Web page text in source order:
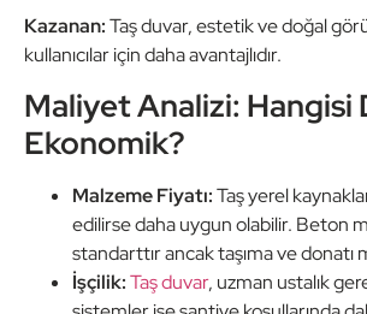
Kazanan:Taş duvar, estetik ve doğal
kullanıcılar için daha avantajlıdır.
Maliyet Analizi: Hangisi
Ekonomik?
Malzeme Fiyatı:Taş yerel
edilirse daha uygun olabilir. Beton
standarttır ancak taşıma ve donatı
İşçilik:Taş duvar, uzman ustalık